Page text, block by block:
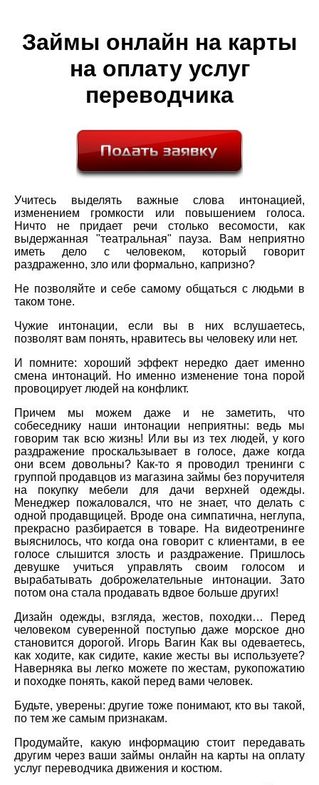
Займы онлайн на карты
на оплату услуг
переводчика
Учитесь выделять важные слова интонацией,
изменением громкости или повышением голоса.
Ничто не придает речи столько весомости, как
выдержанная "театральная" пауза. Вам неприятно
иметь дело с человеком, который говорит
раздраженно, зло или формально, капризно?
Не позволяйте и себе самому общаться с людьми в
таком тоне.
Чужие интонации, если вы в них вслушаетесь,
позволят вам понять, нравитесь вы человеку или нет.
И помните: хороший эффект нередко дает именно
смена интонаций. Но именно изменение тона порой
провоцирует людей на конфликт.
Причем мы можем даже и не заметить, что
собеседнику наши интонации неприятны: ведь мы
говорим так всю жизнь! Или вы из тех людей, у кого
раздражение проскальзывает в голосе, даже когда
они всем довольны? Как-то я проводил тренинги с
группой продавцов из магазина займы без поручителя
на покупку мебели для дачи верхней одежды.
Менеджер пожаловался, что не знает, что делать с
одной продавщицей. Вроде она симпатична, неглупа,
прекрасно разбирается в товаре. На видеотренинге
выяснилось, что когда она говорит с клиентами, в ее
голосе слышится злость и раздражение. Пришлось
девушке учиться управлять своим голосом и
вырабатывать доброжелательные интонации. Зато
потом она стала продавать вдвое больше других!
Дизайн одежды, взгляда, жестов, походки… Перед
человеком суверенной поступью даже морское дно
становится дорогой. Игорь Вагин Как вы одеваетесь,
как ходите, как сидите, какие жесты вы используете?
Наверняка вы легко можете по жестам, рукопожатию
и походке понять, какой перед вами человек.
Будьте, уверены: другие тоже понимают, кто вы такой,
по тем же самым признакам.
Продумайте, какую информацию стоит передавать
другим через ваши займы онлайн на карты на оплату
услуг переводчика движения и костюм.